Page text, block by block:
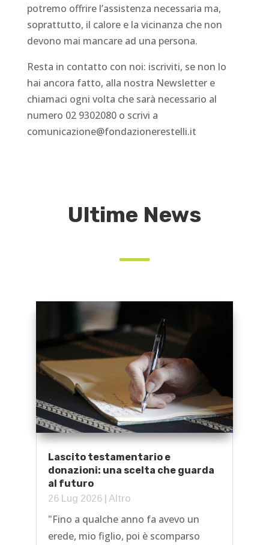
potremo offrire l’assistenza necessaria ma,
soprattutto, il calore e la vicinanza che non
devono mai mancare ad una persona.
Resta in contatto con noi: iscriviti, se non lo
hai ancora fatto, alla nostra Newsletter e
chiamaci ogni volta che sarà necessario al
numero 02 9302080 o scrivi a
comunicazione@fondazionerestelli.it
Ultime News
Lascito testamentario e
donazioni: una scelta che guarda
al futuro
26 Lug 2026| Altro
"Fino a qualche anno fa avevo un
erede, mio figlio, poi è scomparso